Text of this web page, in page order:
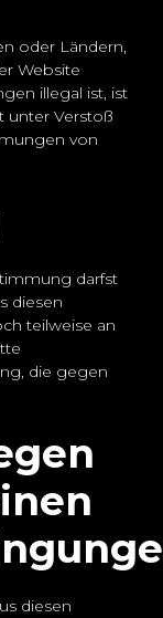
oder Ländern,
Website
illegal ist, ist
unter Verstoß
von
darfst
diesen
teilweise an
die gegen
diesen